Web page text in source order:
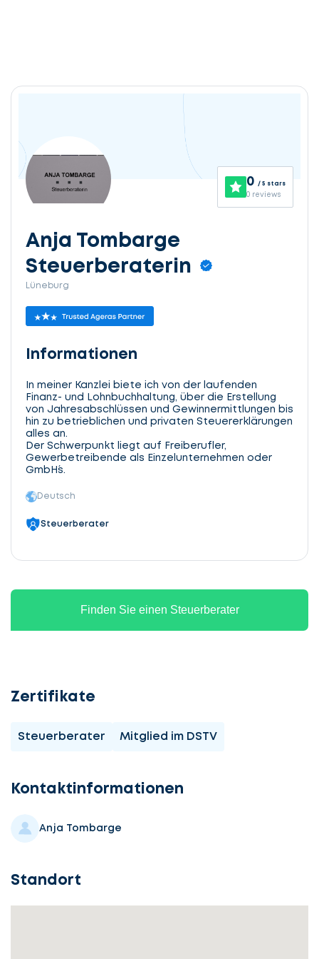
0 / 5 stars
0 reviews
Anja Tombarge
Steuerberaterin
Lüneburg
Informationen
In meiner Kanzlei biete ich von der laufenden
Finanz- und Lohnbuchhaltung, über die Erstellung
von Jahresabschlüssen und Gewinnermittlungen bis
hin zu betrieblichen und privaten Steuererklärungen
alles an.
Der Schwerpunkt liegt auf Freiberufler,
Gewerbetreibende als Einzelunternehmen oder
GmbH´s.
Deutsch
Steuerberater
Finden Sie einen Steuerberater
Zertifikate
Steuerberater Mitglied im DSTV
Kontaktinformationen
Anja Tombarge
Standort